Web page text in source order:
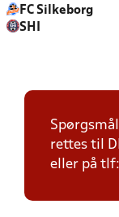
FC Silkeborg
SHI
rettes til
eller på tlf: